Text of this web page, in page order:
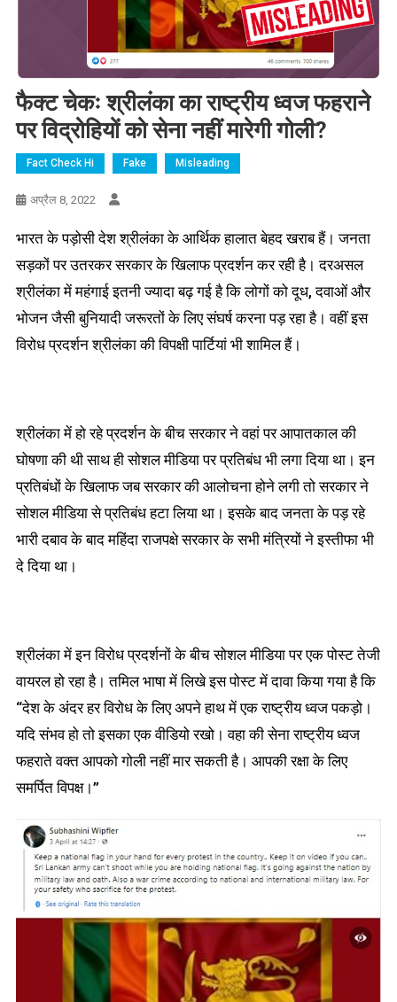
फैक्ट चेकः श्रीलंका का राष्ट्रीय ध्वज फहराने
पर विद्रोहियों को सेना नहीं मारेगी गोली?
Fact Check Hi Fake Misleading
अप्रैल 8, 2022
भारत के पड़ोसी देश श्रीलंका के आर्थिक हालात बेहद खराब हैं। जनता
सड़कों पर उतरकर सरकार के खिलाफ प्रदर्शन कर रही है। दरअसल
श्रीलंका में महंगाई इतनी ज्यादा बढ़ गई है कि लोगों को दूध, दवाओं और
भोजन जैसी बुनियादी जरूरतों के लिए संघर्ष करना पड़ रहा है। वहीं इस
विरोध प्रदर्शन श्रीलंका की विपक्षी पार्टियां भी शामिल हैं।
श्रीलंका में हो रहे प्रदर्शन के बीच सरकार ने वहां पर आपातकाल की
घोषणा की थी साथ ही सोशल मीडिया पर प्रतिबंध भी लगा दिया था। इन
प्रतिबंधों के खिलाफ जब सरकार की आलोचना होने लगी तो सरकार ने
सोशल मीडिया से प्रतिबंध हटा लिया था। इसके बाद जनता के पड़ रहे
भारी दबाव के बाद महिंदा राजपक्षे सरकार के सभी मंत्रियों ने इस्तीफा भी
दे दिया था।
श्रीलंका में इन विरोध प्रदर्शनों के बीच सोशल मीडिया पर एक पोस्ट तेजी
वायरल हो रहा है। तमिल भाषा में लिखे इस पोस्ट में दावा किया गया है कि
“देश के अंदर हर विरोध के लिए अपने हाथ में एक राष्ट्रीय ध्वज पकड़ो।
यदि संभव हो तो इसका एक वीडियो रखो। वहा की सेना राष्ट्रीय ध्वज
फहराते वक्त आपको गोली नहीं मार सकती है। आपकी रक्षा के लिए
समर्पित विपक्ष।”